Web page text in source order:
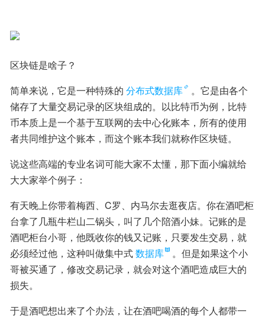
区块链是啥子？
简单来说，它是一种特殊的 分布式数据库
。它是由各个
储存了大量交易记录的区块组成的。以比特币为例，比特
币本质上是一个基于互联网的去中心化账本，所有的使用
者共同维护这个账本，而这个账本我们就称作区块链。
说这些高端的专业名词可能大家不太懂，那下面小编就给
大大家举个例子：
有天晚上你带着梅西、C罗、内马尔去逛夜店。你在酒吧柜
台拿了几瓶牛栏山二锅头，叫了几个陪酒小妹。记账的是
酒吧柜台小哥，他既收你的钱又记账，只要发生交易，就
必须经过他，这种叫做集中式数据库
。但是如果这个小
哥被买通了，修改交易记录，就会对这个酒吧造成巨大的
损失。
于是酒吧想出来了个办法，让在酒吧喝酒的每个人都带一